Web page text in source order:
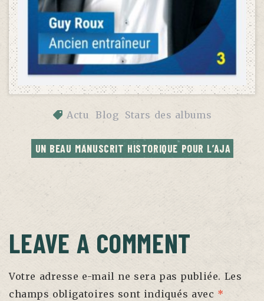
Actu Blog Stars des albums
UN BEAU MANUSCRIT HISTORIQUE POUR L’AJA
LEAVE A COMMENT
Votre adresse e-mail ne sera pas publiée. Les
champs obligatoires sont indiqués avec *